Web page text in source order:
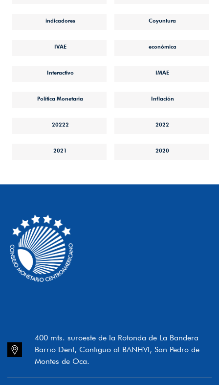
indicadores Coyuntura
IVAE económica
Interactivo IMAE
Política Monetaria Inflación
20222 2022
2021 2020
400 mts. suroeste de la Rotonda de La Bandera
Barrio Dent, Contiguo al BANHVI, San Pedro de
Montes de Oca.